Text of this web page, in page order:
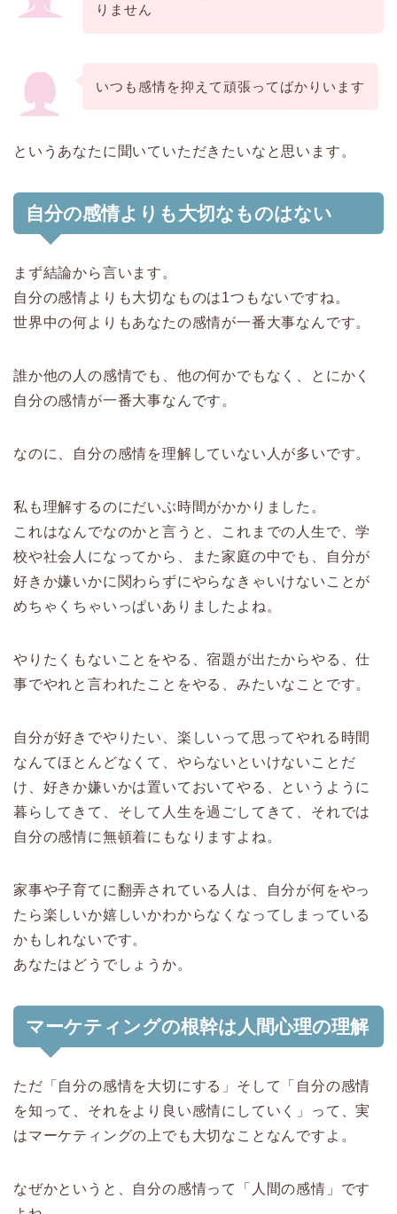
りません
いつも感情を抑えて頑張ってばかりいます
というあなたに聞いていただきたいなと思います。
自分の感情よりも大切なものはない
まず結論から言います。
自分の感情よりも大切なものは1つもないですね。
世界中の何よりもあなたの感情が一番大事なんです。
誰か他の人の感情でも、他の何かでもなく、とにかく
自分の感情が一番大事なんです。
なのに、自分の感情を理解していない人が多いです。
私も理解するのにだいぶ時間がかかりました。
これはなんでなのかと言うと、これまでの人生で、学
校や社会人になってから、また家庭の中でも、自分が
好きか嫌いかに関わらずにやらなきゃいけないことが
めちゃくちゃいっぱいありましたよね。
やりたくもないことをやる、宿題が出たからやる、仕
事でやれと言われたことをやる、みたいなことです。
自分が好きでやりたい、楽しいって思ってやれる時間
なんてほとんどなくて、やらないといけないことだ
け、好きか嫌いかは置いておいてやる、というように
暮らしてきて、そして人生を過ごしてきて、それでは
自分の感情に無頓着にもなりますよね。
家事や子育てに翻弄されている人は、自分が何をやっ
たら楽しいか嬉しいかわからなくなってしまっている
かもしれないです。
あなたはどうでしょうか。
マーケティングの根幹は人間心理の理解
ただ「自分の感情を大切にする」そして「自分の感情
を知って、それをより良い感情にしていく」って、実
はマーケティングの上でも大切なことなんですよ。
なぜかというと、自分の感情って「人間の感情」です